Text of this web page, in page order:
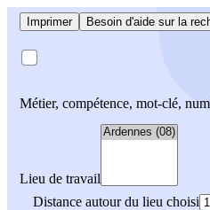
Imprimer Besoin d'aide sur la
Métier, compétence, mot-clé,
Lieu de travail
Distance autour du lieu choisi